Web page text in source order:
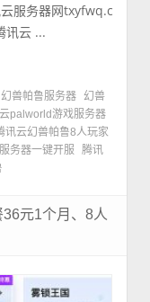
服务器网txyfwq.c
讯云 ...
幻兽帕鲁服务器
幻兽
palworld游戏服务器
讯云幻兽帕鲁8人玩家
务器一键开服
腾讯
元1个月、8人